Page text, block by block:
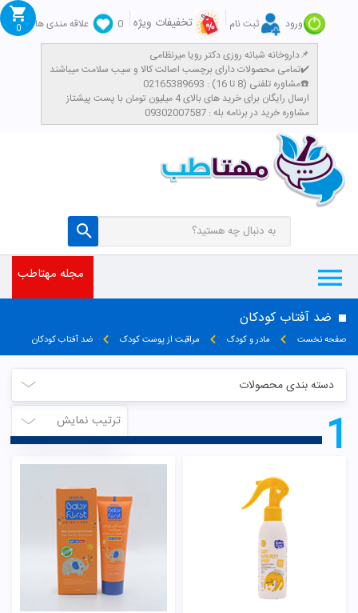
ورود ثبت نام تخفیفات ویژه 0
علاقه مندی ها
داروخانه شبانه روزی دکتر رویا میرنظامی📌
تمامی محصولات دارای برچسب اصالت کالا و سیب سلامت میباشند✔️
مشاوره تلفنی (8 تا 16) : 02165389693☎️
​ارسال رایگان برای خرید های بالای 4 میلیون تومان با پست پیشتاز
مشاوره خرید در برنامه بله : 09302007587
0
مجله مهتاطب
ضد آفتاب کودکان
صفحه نخست مادر و کودک مراقبت از پوست کودک ضد آفتاب کودکان
دسته بندی محصولات
ترتیب نمایش
1